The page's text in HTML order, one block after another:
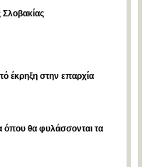
έκρηξη στην επαρχία
θα φυλάσσονται τα